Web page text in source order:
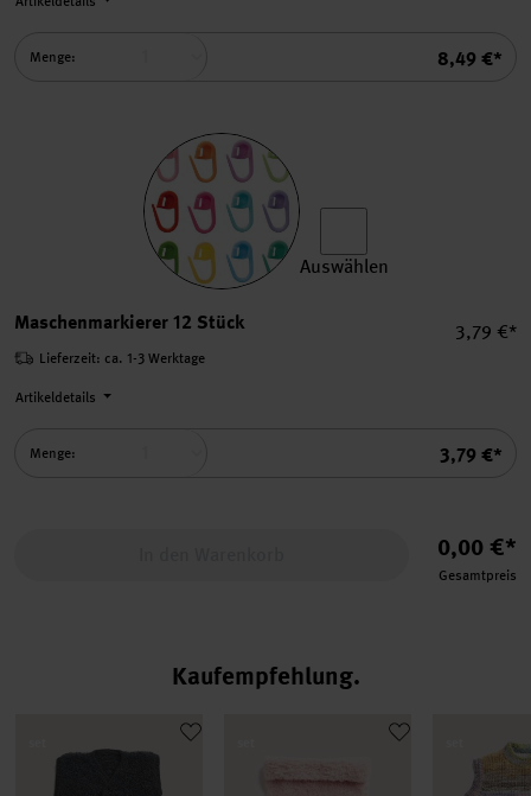
Summe
8,49 €*
Menge:
Auswählen
Maschenmarkierer 12 Stück
3,79 €*
Summe
3,79 €*
Lieferzeit: ca. 1-3 Werktage
Artikeldetails
Menge:
0,00 €*
Gesamtpreis
Kaufempfehlung
Tuch Modell 20 & 21 aus Rico Kids 13
Strickset Weste Modell 01 aus Rico Kids 13Strickset Loop Modell 03 aus Rico